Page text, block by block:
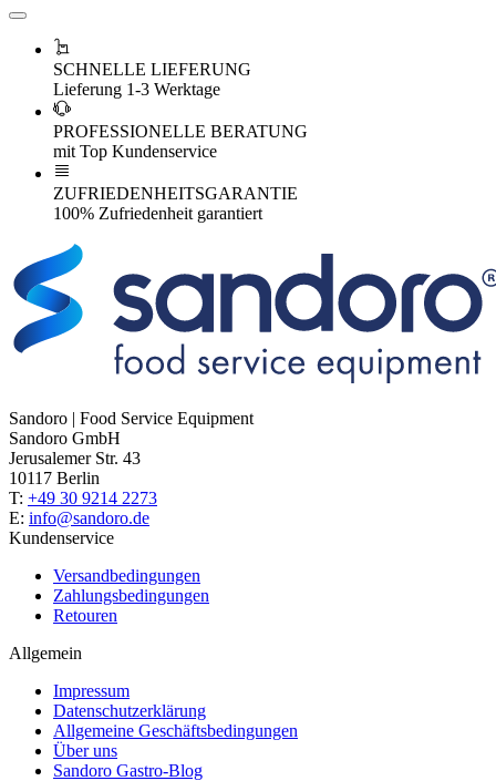
SCHNELLE LIEFERUNG
Lieferung 1-3 Werktage
PROFESSIONELLE BERATUNG
mit Top Kundenservice
ZUFRIEDENHEITSGARANTIE
100% Zufriedenheit garantiert
Sandoro | Food Service Equipment
Sandoro GmbH
Jerusalemer Str. 43
10117 Berlin
T: +49 30 9214 2273
E: info@sandoro.de
Kundenservice
Versandbedingungen
Zahlungsbedingungen
Retouren
Allgemein
Impressum
Datenschutzerklärung
Allgemeine Geschäftsbedingungen
Über uns
Sandoro Gastro-Blog